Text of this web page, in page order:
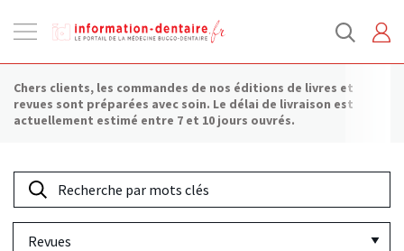
la
Chers clients, les commandes de nos éditions de livres et
revues sont préparées avec soin. Le délai de livraison est
actuellement estimé entre 7 et 10 jours ouvrés.
Recherche
mots
Tous